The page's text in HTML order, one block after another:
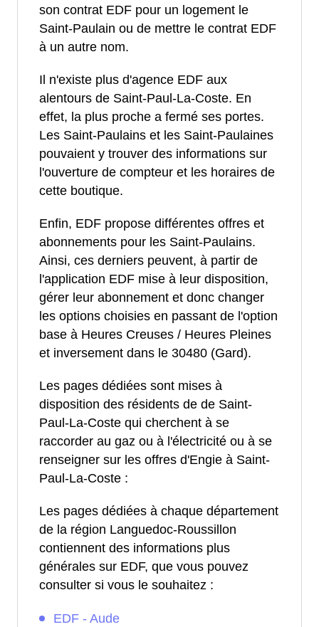
son contrat EDF pour un logement le
Saint-Paulain ou de mettre le contrat EDF
à un autre nom.
Il n'existe plus d'agence EDF aux
alentours de Saint-Paul-La-Coste. En
effet, la plus proche a fermé ses portes.
Les Saint-Paulains et les Saint-Paulaines
pouvaient y trouver des informations sur
l'ouverture de compteur et les horaires de
cette boutique.
Enfin, EDF propose différentes offres et
abonnements pour les Saint-Paulains.
Ainsi, ces derniers peuvent, à partir de
l'application EDF mise à leur disposition,
gérer leur abonnement et donc changer
les options choisies en passant de l'option
base à Heures Creuses / Heures Pleines
et inversement dans le 30480 (Gard).
Les pages dédiées sont mises à
disposition des résidents de de Saint-
Paul-La-Coste qui cherchent à se
raccorder au gaz ou à l'électricité ou à se
renseigner sur les offres d'Engie à Saint-
Paul-La-Coste :
Les pages dédiées à chaque département
de la région Languedoc-Roussillon
contiennent des informations plus
générales sur EDF, que vous pouvez
consulter si vous le souhaitez :
EDF - Aude